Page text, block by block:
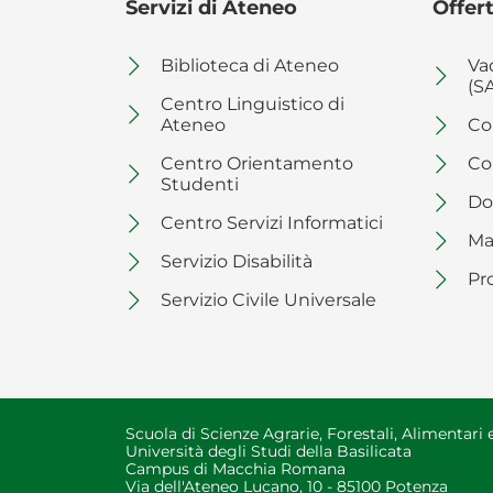
Servizi di Ateneo
Biblioteca di Ateneo
Centro Linguistico di
Ateneo
Centro Orientamento
Studenti
Centro Servizi Informatici
Servizio Disabilità
Servizio Civile Universale
Scuola di Scienze Agrarie, Forestali, Alimentari
Università degli Studi della Basilicata
Campus di Macchia Romana
Via dell'Ateneo Lucano, 10 - 85100 Potenza